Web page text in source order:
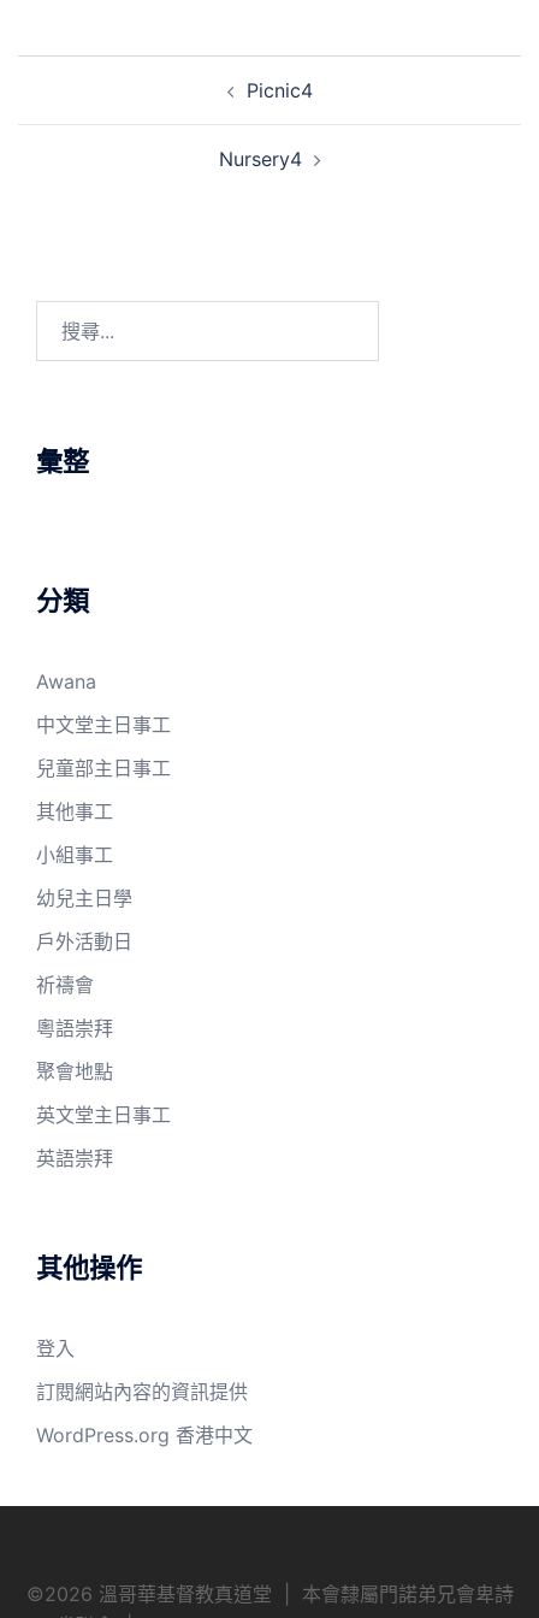
Picnic4
Nursery4
彙整
分類
Awana
中文堂主日事工
兒童部主日事工
其他事工
小組事工
幼兒主日學
戶外活動日
祈禱會
粵語崇拜
聚會地點
英文堂主日事工
英語崇拜
其他操作
登入
訂閱網站內容的資訊提供
WordPress.org 香港中文
©2026 溫哥華基督教真道堂 | 本會隸屬門諾弟兄會卑詩